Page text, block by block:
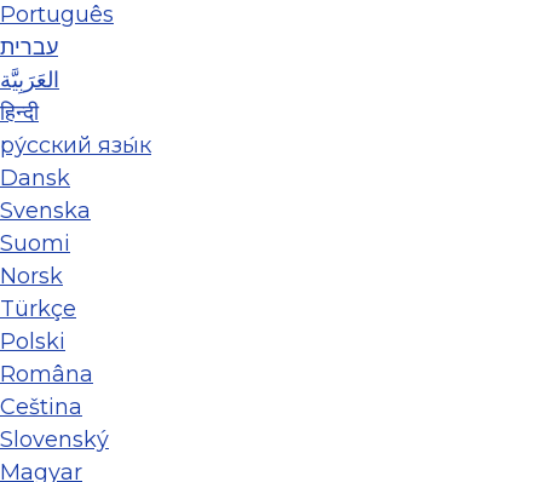
Português
עברית
العَرَبِيَّة
हिन्दी
ру́сский язы́к
Dansk
Svenska
Suomi
Norsk
Türkçe
Polski
Româna
Ceština
Slovenský
Magyar